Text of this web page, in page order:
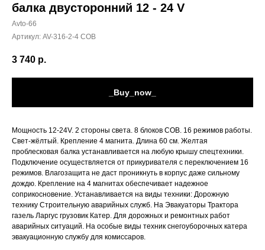
балка двусторонний 12 - 24 V
Avto-66
Артикул: AV-316-2-4 СОВ
3 740 р.
_Buy_now_
Мощность 12-24V. 2 стороны света. 8 блоков СОВ. 16 режимов работы.
Свет-жёлтый. Крепление 4 магнита. Длина 60 см. Желтая
проблесковая балка устанавливается на любую крышу спецтехники.
Подключение осуществляется от прикуривателя с переключением 16
режимов. Влагозащита не даст проникнуть в корпус даже сильному
дождю. Крепление на 4 магнитах обеспечивает надежное
соприкосновение. Устанавливается на виды техники: Дорожную
технику Строительную аварийных служб. На Эвакуаторы Трактора
газель Ларгус грузовик Катер. Для дорожных и ремонтных работ
аварийных ситуаций. На особые виды техник снегоуборочных катера
эвакуационную службу для комиссаров.